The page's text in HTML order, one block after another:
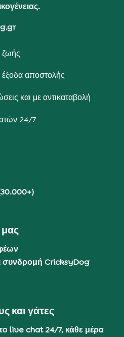
ζωής
αποστολής
και με αντικαταβολή
24/7
μας
συνδρομή CricksyDog
και γάτες
live chat 24/7, κάθε μέρα